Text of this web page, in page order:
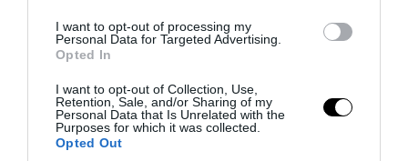
I want to opt-out of processing my
Personal Data for Targeted Advertising.
Opted In
I want to opt-out of Collection, Use,
Retention, Sale, and/or Sharing of my
Personal Data that Is Unrelated with the
Purposes for which it was collected.
Opted Out